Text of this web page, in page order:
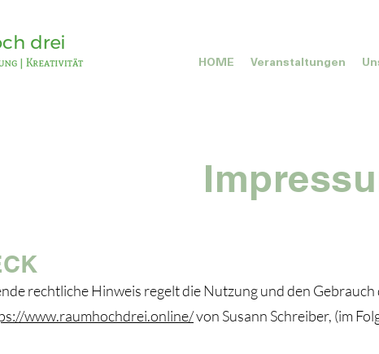
HOME Veranstaltungen
rechtliche Hinweis regelt die Nutzung und den Gebrauch
www.raumhochdrei.online/von Susann Schreiber, (im